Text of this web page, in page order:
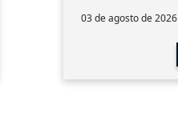
03 de agosto de 2026